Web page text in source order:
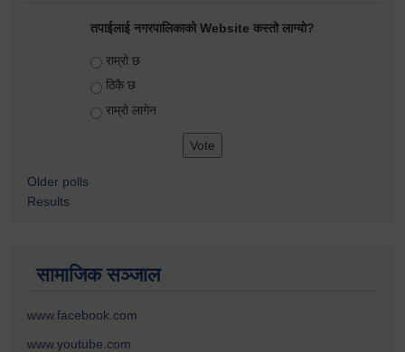
तपाईलाई नगरपालिकाको Website कस्तो लाग्यो?
Choices
राम्रो छ
ठिकै छ
राम्रो लागेन
Older polls
Results
सामाजिक सञ्जाल
www.facebook.com
www.youtube.com